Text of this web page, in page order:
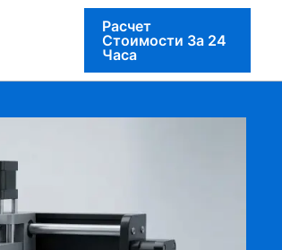
Расчет
Стоимости За 24
Часа